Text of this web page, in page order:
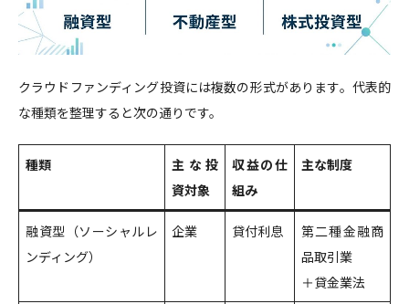
クラウドファンディング投資には複数の形式があります。代表的
な種類を整理すると次の通りです。
種類
主な投
資対象
収益の仕
組み
主な制度
融資型（ソーシャルレ
ンディング）
企業 貸付利息
第二種金融商
品取引業
＋貸金業法